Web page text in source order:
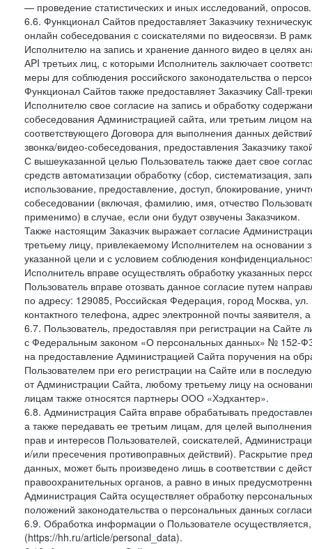
— проведение статистических и иных исследований, опросов.
6.6. Функционал Сайтов предоставляет Заказчику
онлайн собеседования с соискателями по видеосвязи. В
Исполнителю на запись и хранение данного видео в целях
АPI третьих лиц, с которыми Исполнитель заключает
меры для соблюдения российского законодательства о
Функционал Сайтов также предоставляет Заказчику Call-
Исполнителю свое согласие на запись и обработку
собеседования Администрацией сайта, или третьим лицом
соответствующего Договора для выполнения данных
звонка/видео-собеседования, предоставления Заказчику
С вышеуказанной целью Пользователь также дает свое
средств автоматизации обработку (сбор, систематизация,
использование, предоставление, доступ, блокирование,
собеседовании (включая, фамилию, имя, отчество
применимо) в случае, если они будут озвучены Заказчиком.
Также настоящим Заказчик выражает согласие
третьему лицу, привлекаемому Исполнителем на основании
указанной цели и с условием соблюдения
Исполнитель вправе осуществлять обработку указанных
Пользователь вправе отозвать данное согласие путем
по адресу: 129085, Российская Федерация, город Москва,
контактного телефона, адрес электронной почты
6.7. Пользователь, предоставляя при регистрации на
с Федеральным законом «О персональных данных» № 152-
на предоставление Администрацией Сайта поручения на
Пользователем при его регистрации на Сайте или в
от Администрации Сайта, любому третьему лицу на
лицам также относятся партнеры ООО «Хэдхантер».
6.8. Администрация Сайта вправе обрабатывать
а также передавать ее третьим лицам, для целей
прав и интересов Пользователей, соискателей,
и/или пресечения противоправных действий). Раскрытие
данных, может быть произведено лишь в соответствии с
правоохранительных органов, а равно в иных
Администрация Сайта осуществляет обработку
положений законодательства о персональных данных
6.9. Обработка информации о Пользователе
(https://hh.ru/article/personal_data).